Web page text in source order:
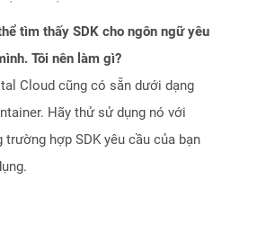
tìm thấy SDK cho ngôn ngữ yêu
Tôi nên làm gì?
Cloud cũng có sẵn dưới dạng
Hãy thử sử dụng nó với
trường hợp SDK yêu cầu của bạn